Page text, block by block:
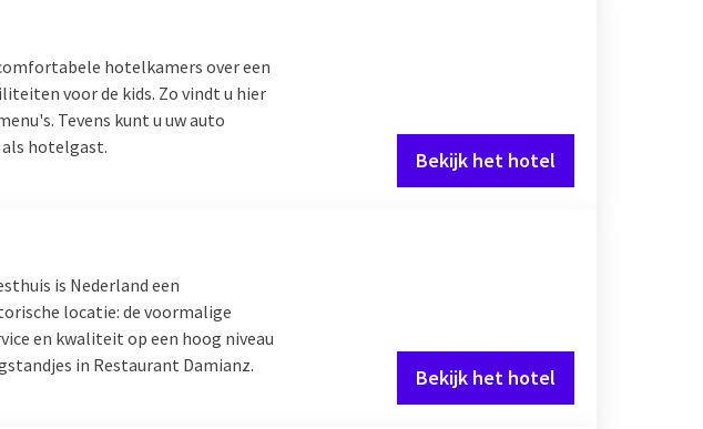
hotelkamers over een
voor de kids. Zo vindt u hier
Tevens kunt u uw auto
hotelgast.
Bekijk het hotel
is Nederland een
locatie: de voormalige
en kwaliteit op een hoog niveau
in Restaurant Damianz.
Bekijk het hotel